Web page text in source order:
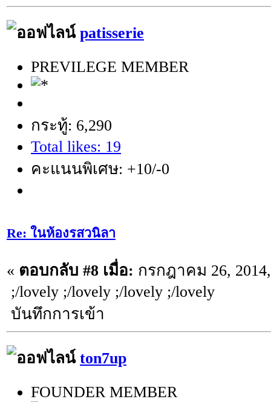
patisserie
PREVILEGE MEMBER
กระทู้: 6,290
Total likes: 19
คะแนนพิเศษ: +10/-0
Re: ในห้องรสวนิลา
« ตอบกลับ #8 เมื่อ: กรกฎาคม 26,
;/lovely ;/lovely ;/lovely ;/lovely
บันทึกการเข้า
ton7up
FOUNDER MEMBER